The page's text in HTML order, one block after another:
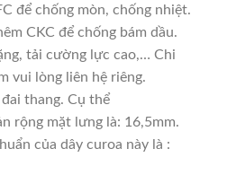
để chống mòn, chống nhiệt.
CKC để chống bám dầu.
tải cường lực cao,… Chi
vui lòng liên hệ riêng.
thang. Cụ thể
rộng mặt lưng là: 16,5mm.
của dây curoa này là :